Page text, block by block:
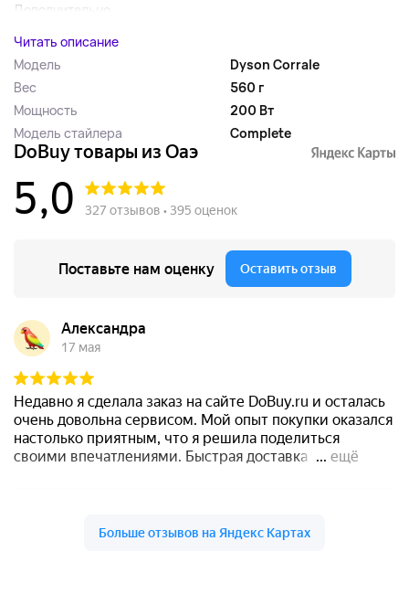
Дополнительно...
Читать описание
Модель
Dyson Corrale
Вес
560 г
Мощность
200 Вт
Модель стайлера
Complete